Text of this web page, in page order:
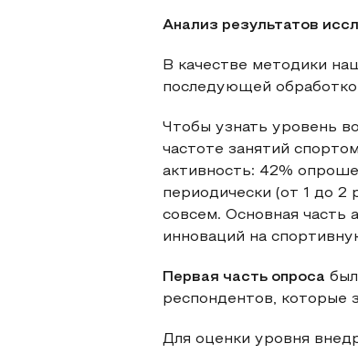
Анализ результатов
В качестве методики
последующей
Чтобы узнать уровень
частоте занятий
активность: 42%
периодически (от 1 до 2
совсем. Основная часть
инноваций на
Первая часть опроса
респондентов, которые
Для оценки уровня